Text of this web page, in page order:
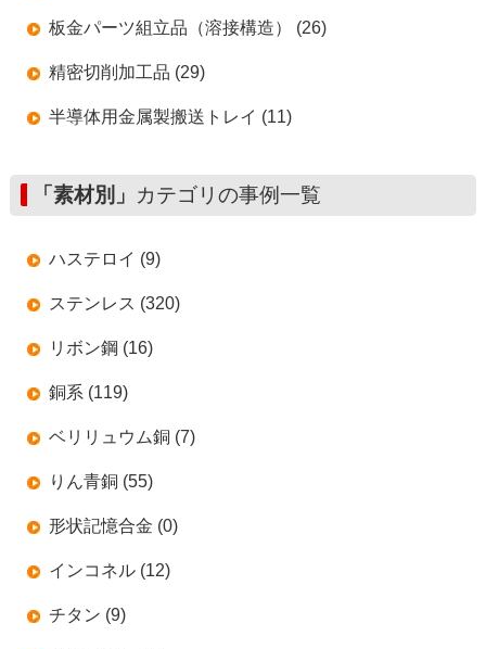
板金パーツ組立品（溶接構造） (26)
精密切削加工品 (29)
半導体用金属製搬送トレイ (11)
「素材別」 カテゴリの事例一覧
ハステロイ (9)
ステンレス (320)
リボン鋼 (16)
銅系 (119)
ベリリュウム銅 (7)
りん青銅 (55)
形状記憶合金 (0)
インコネル (12)
チタン (9)